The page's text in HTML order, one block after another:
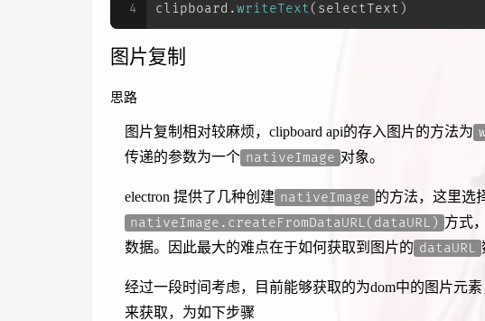
4
clipboard.writeText (selectText)
图片复制
思路
图片复制相对较麻烦，clipboard api的存入图片的方法为
传递的参数为一个 nativeImage 对象。
electron 提供了几种创建 nativeImage 的方法，这里选
nativeImage.createFromDataURL(dataURL) 方式
数据。因此最大的难点在于如何获取到图片的 dataURL
经过一段时间考虑，目前能够获取的为dom中的图片元
来获取，为如下步骤